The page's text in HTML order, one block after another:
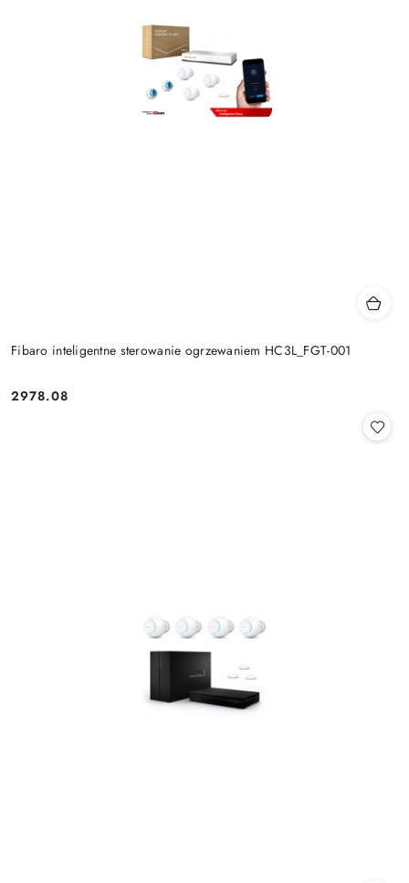
Fibaro inteligentne sterowanie ogrzewaniem HC3L_FGT-001
Cena:
2978.08